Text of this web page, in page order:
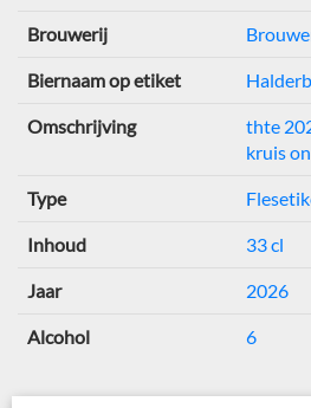
Brouwerij
Biernaam op etiket
Omschrijving
thte
kruis
Type
Inhoud 33 cl
Jaar 2026
Alcohol 6